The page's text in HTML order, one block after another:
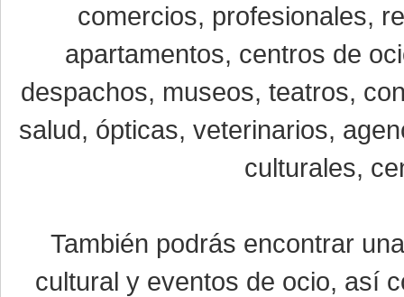
comercios, profesionales,
apartamentos, centros de
despachos, museos, teatros,
salud, ópticas, veterinarios,
culturales,
También podrás encontrar
cultural y eventos de ocio, así